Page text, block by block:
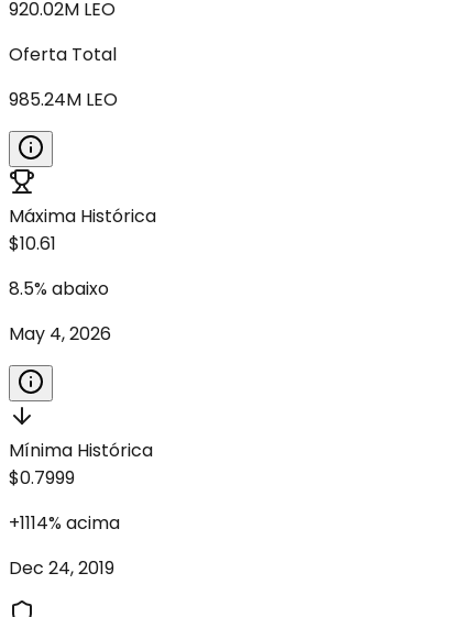
920.02M LEO
Oferta Total
985.24M LEO
Máxima Histórica
$10.61
8.5% abaixo
May 4, 2026
Mínima Histórica
$0.7999
+1114% acima
Dec 24, 2019